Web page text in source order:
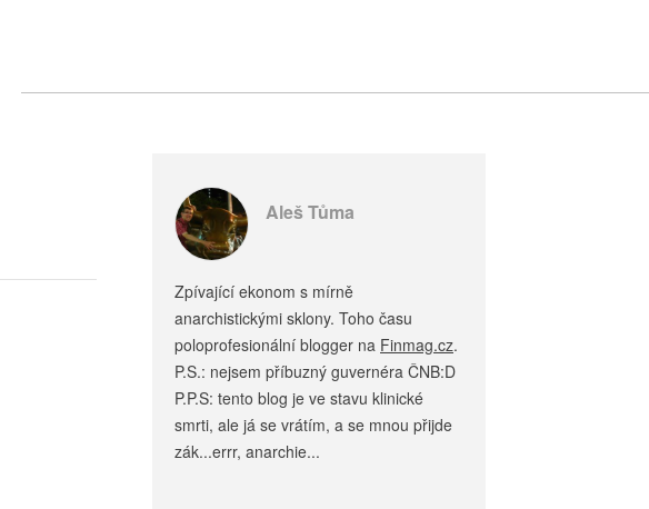
Aleš Tůma
Zpívající ekonom s mírně
anarchistickými sklony. Toho času
poloprofesionální blogger na Finmag.cz.
P.S.: nejsem příbuzný guvernéra ČNB:D
P.P.S: tento blog je ve stavu klinické
smrti, ale já se vrátím, a se mnou přijde
zák...errr, anarchie...